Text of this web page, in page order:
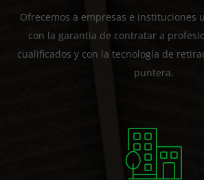
Ofrecemos a empresas e instituciones
con la garantía de contratar a
cualificados y con la tecnología de
puntera.